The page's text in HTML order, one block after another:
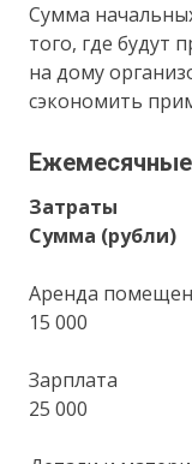
Сумма
того, где будут
на дому
сэкономить
Затраты
Сумма (рубли)
Аренда
15 000
Зарплата
25 000